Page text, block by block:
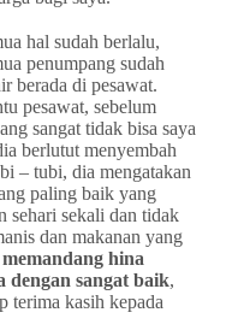
hal sudah berlalu,
penumpang sudah
berada di pesawat.
pesawat, sebelum
sangat tidak bisa saya
berlutut menyembah
– tubi, dia mengatakan
paling baik yang
sehari sekali dan tidak
dan makanan yang
hina
dengan sangat baik,
terima kasih kepada